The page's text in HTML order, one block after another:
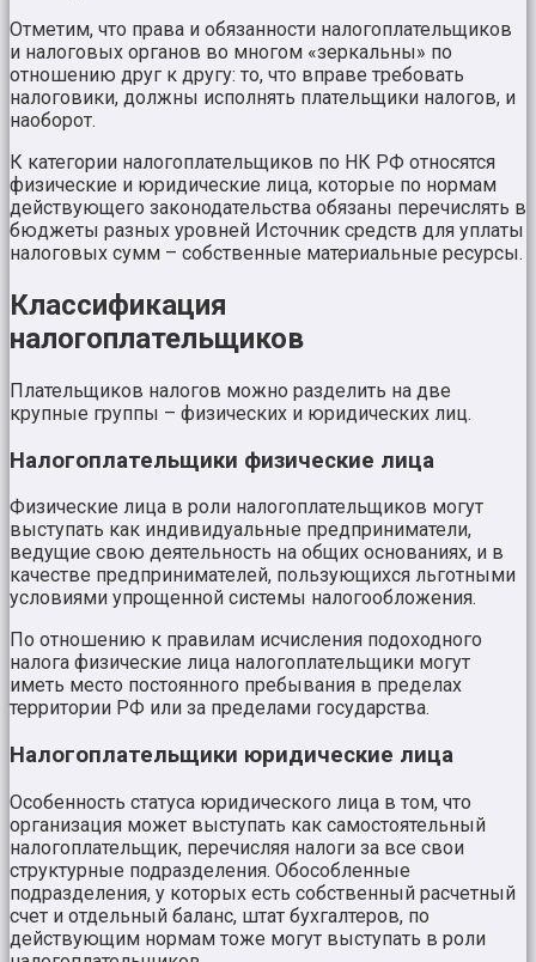
Отметим, что права и обязанности налогоплательщиков
и налоговых органов во многом «зеркальны» по
отношению друг к другу: то, что вправе требовать
налоговики, должны исполнять плательщики налогов, и
наоборот.
К категории налогоплательщиков по НК РФ относятся
физические и юридические лица, которые по нормам
действующего законодательства обязаны перечислять в
бюджеты разных уровней Источник средств для уплаты
налоговых сумм – собственные материальные ресурсы.
Классификация
налогоплательщиков
Плательщиков налогов можно разделить на две
крупные группы – физических и юридических лиц.
Налогоплательщики физические лица
Физические лица в роли налогоплательщиков могут
выступать как индивидуальные предприниматели,
ведущие свою деятельность на общих основаниях, и в
качестве предпринимателей, пользующихся льготными
условиями упрощенной системы налогообложения.
По отношению к правилам исчисления подоходного
налога физические лица налогоплательщики могут
иметь место постоянного пребывания в пределах
территории РФ или за пределами государства.
Налогоплательщики юридические лица
Особенность статуса юридического лица в том, что
организация может выступать как самостоятельный
налогоплательщик, перечисляя налоги за все свои
структурные подразделения. Обособленные
подразделения, у которых есть собственный расчетный
счет и отдельный баланс, штат бухгалтеров, по
действующим нормам тоже могут выступать в роли